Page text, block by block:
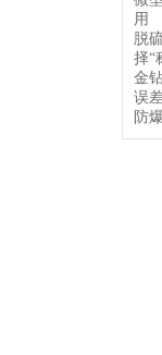
用
脱
择“
金
误
防